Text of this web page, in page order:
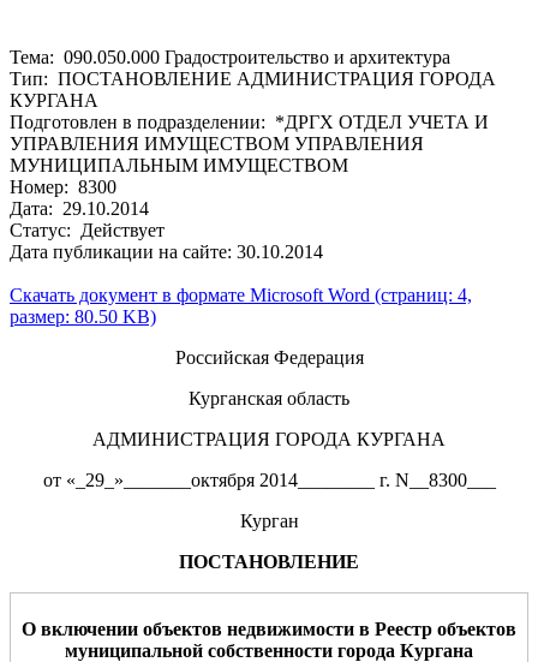
Тема: 090.050.000 Градостроительство и архитектура
Тип: ПОСТАНОВЛЕНИЕ АДМИНИСТРАЦИЯ ГОРОДА
КУРГАНА
Подготовлен в подразделении: *ДРГХ ОТДЕЛ УЧЕТА И
УПРАВЛЕНИЯ ИМУЩЕСТВОМ УПРАВЛЕНИЯ
МУНИЦИПАЛЬНЫМ ИМУЩЕСТВОМ
Номер: 8300
Дата: 29.10.2014
Статус: Действует
Дата публикации на сайте: 30.10.2014
Скачать документ в формате Microsoft Word (страниц: 4,
размер: 80.50 KB)
Российская Федерация
Курганская область
АДМИНИСТРАЦИЯ ГОРОДА КУРГАНА
от «_29_»_______октября 2014________ г. N__8300___
Курган
ПОСТАНОВЛЕНИЕ
О включении объектов недвижимости в Реестр объектов
муниципальной собственности города Кургана